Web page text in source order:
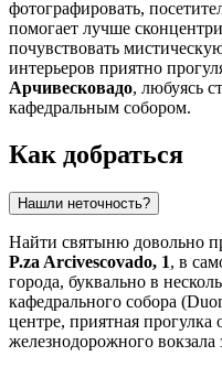
фотографировать,
помогает лучше
почувствовать
интерьеров приятно
Арчивесковадо, любуясь
кафедральным собором.
Как добраться
Нашли неточность?
Найти святыню довольно
P.za Arcivescovado, 1, в
города, буквально в
кафедрального собора
центре, приятная
железнодорожного вокзала